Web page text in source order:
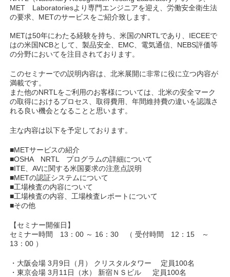
MET Laboratoriesより専門エンジニアを迎え、労働安全衛生法
の要求、METのサービスをご紹介致します。
METは50年にわたる経験を持ち、米国のNRTLであり、IECEEで
はの米国NCBとして、製品安全、EMC、電気通信、NEBS評価等
の分野においてを注目されております。
このセミナーでの説明内容は、北米展開に非常に役に立つ内容が
満載です。
また他のNRTLをご利用のお客様については、北米の安全マーク
の取得におけるプロセス、取得費用、年間維持費の違いを認識さ
れる良い機会となることと思います。
主な内容は以下を予定しております。
■METサービスの紹介
■OSHA NRTL プログラムの詳細について
■ITE、AVに関する米国要求の注意点説明
■METの認証システムについて
■工場検査の内容について
■工場検査の内容、工場検査レポートについて
■その他
【セミナー開催日】
セミナー時間 13：00 ～ 16：30 （ 受付時間 12：15 ～
13：00 ）
・大阪会場 3月9日（月） クリスタルタワー 定員100名
・東京会場 3月11日（水） 新宿ＮＳビル 定員100名